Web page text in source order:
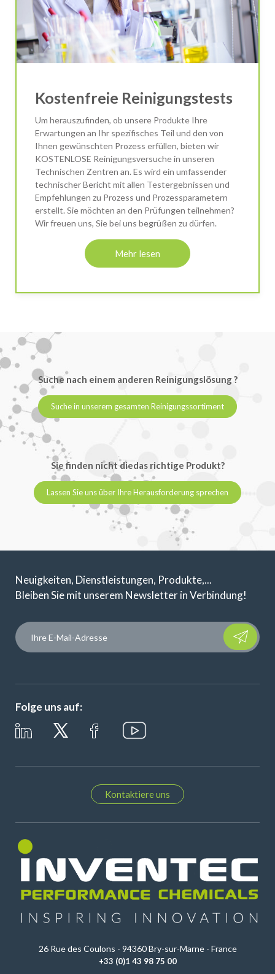
Kostenfreie Reinigungstests
Um herauszufinden, ob unsere Produkte Ihre
Erwartungen an Ihr spezifisches Teil und den von
Ihnen gewünschten Prozess erfüllen, bieten wir
KOSTENLOSE Reinigungsversuche in unseren
Technischen Zentren an. Es wird ein umfassender
technischer Bericht mit allen Testergebnissen und
Empfehlungen zu Prozess und Prozessparametern
erstellt. Sie möchten an den Prüfungen teilnehmen?
Wir freuen uns, Sie bei uns begrüßen zu dürfen.
Mehr lesen
Suche nach einem anderen Reinigungslösung ?
Suche in unserem gesamten Reinigungssortiment
Sie finden nicht diedas richtige Produkt?
Lassen Sie uns über Ihre Herausforderung sprechen
Neuigkeiten, Dienstleistungen, Produkte,...
Bleiben Sie mit unserem Newsletter in Verbindung!
Please leave
Folge uns auf:
Kontaktiere uns
26 Rue des Coulons - 94360 Bry-sur-Marne - France
+33 (0)1 43 98 75 00